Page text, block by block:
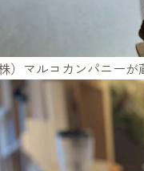
）マルコカンパニーが